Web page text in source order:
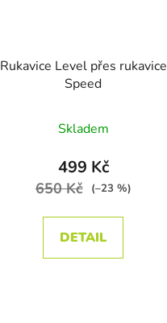
Rukavice Level přes rukavice
Speed
Skladem
499 Kč
650 Kč (–23 %)
DETAIL